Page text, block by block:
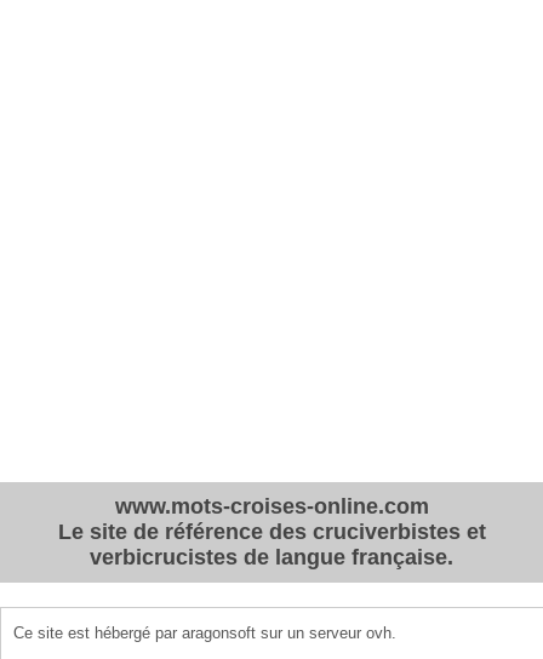
www.mots-croises-online.com
Le site de référence des cruciverbistes et
verbicrucistes de langue française.